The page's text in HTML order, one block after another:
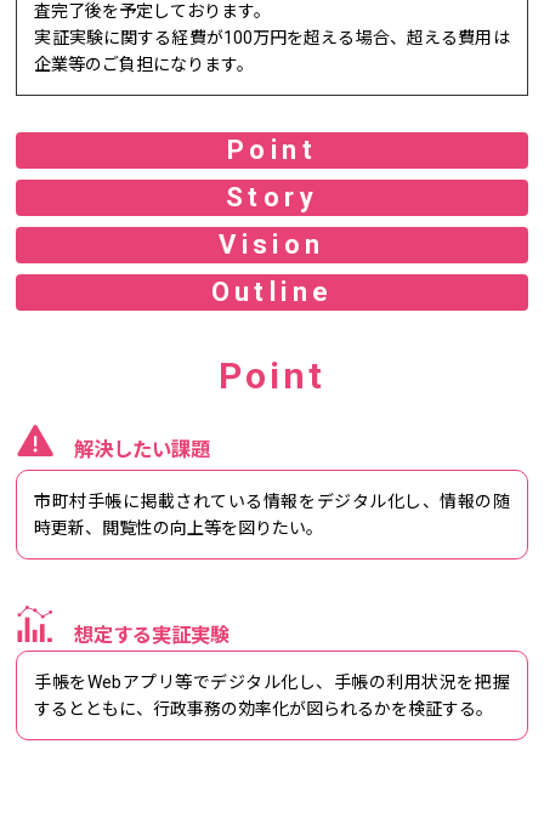
査完了後を予定しております。
実証実験に関する経費が100万円を超える場合、超える費用は
企業等のご負担になります。
Point
Story
Vision
Outline
Point
解決したい課題
市町村手帳に掲載されている情報をデジタル化し、情報の随
時更新、閲覧性の向上等を図りたい。
想定する実証実験
手帳をWebアプリ等でデジタル化し、手帳の利用状況を把握
するとともに、行政事務の効率化が図られるかを検証する。